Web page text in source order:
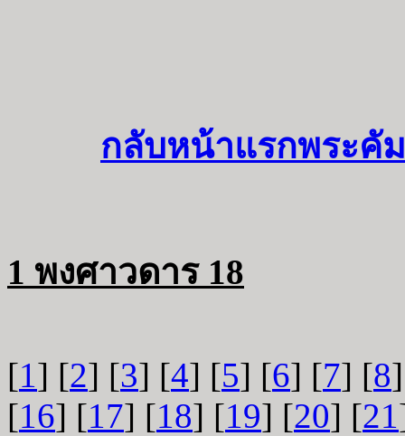
กลับหน้าแรกพระคั
1 พงศาวดาร 18
[1] [2] [3] [4] [5] [6] [7] [8
[16] [17] [18] [19] [20] [21